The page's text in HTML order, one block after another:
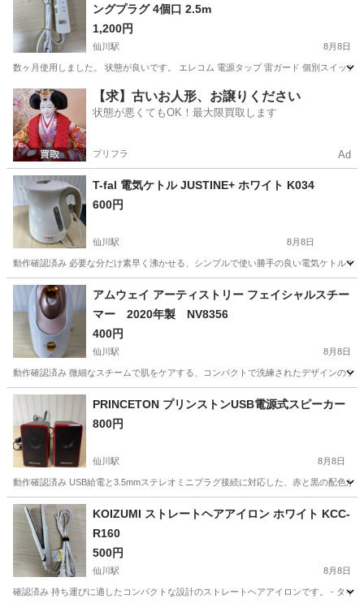
ングプラグ 4個口 2.5m
1,200円
仙川駅 8月8日
数ヶ月使用しました。 状態が良いです。 エレコム 電源タップ 雷ガード 個別スイッ
東京 調布市 仙川駅 生活家電 スイッチ
【求】古いお人形、お譲りください
状態が悪くてもOK！最大限買取します
プリフラ Ad
T-fal 電気ケトル JUSTINE+ ホワイト K034
600円
仙川駅 8月8日
動作確認済み 必要な分だけ素早く沸かせる、シンプルで使い勝手の良い電気ケトルで
東京 調布市 仙川駅
アムウェイ アーティストリー フェイシャルスチー
マー 2020年製 NV8356
400円
仙川駅 8月8日
動作確認済み 微細なスチームで肌をケアする、コンパクトで洗練されたデザインの
美容家電
PRINCETON プリンストンUSB電源式スピーカー
800円
仙川駅 8月8日
動作確認済み USB給電と3.5mmステレオミニプラグ接続に対応した、赤と黒の配色
東京 調布市 オーディオ
KOIZUMI ストレートヘアアイロン ホワイト KCC-
R160
500円
仙川駅 8月8日
確認済み 持ち運びに適したコンパクトな設計のストレートヘアアイロンです。 - タイ